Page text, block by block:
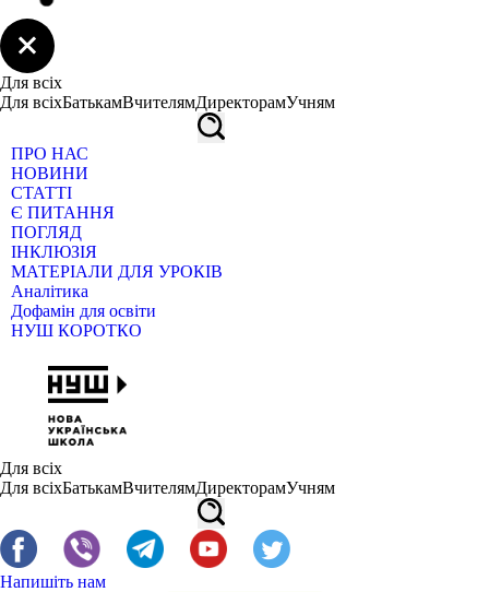
Для всіх
Для всіхБатькамВчителямДиректорамУчням
ПРО НАС
НОВИНИ
СТАТТІ
Є ПИТАННЯ
ПОГЛЯД
ІНКЛЮЗІЯ
МАТЕРІАЛИ ДЛЯ УРОКІВ
Аналітика
Дофамін для освіти
НУШ КОРОТКО
Для всіх
Для всіхБатькамВчителямДиректорамУчням
Напишіть нам